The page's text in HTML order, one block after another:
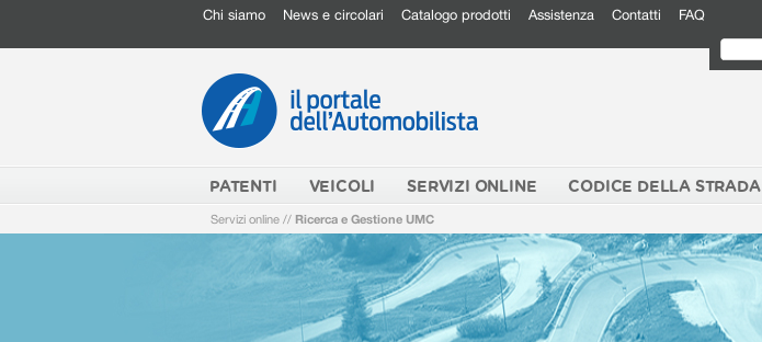
Chi siamo News e circolari Catalogo prodotti Assistenza Contatti FAQ
PATENTI VEICOLI SERVIZI ONLINE CODICE DELLA STRADA
Servizi online // Ricerca e Gestione UMC